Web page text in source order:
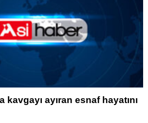
kavgayı ayıran esnaf hayatını